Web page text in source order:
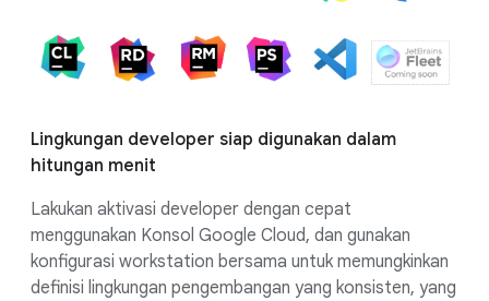
Lingkungan developer siap digunakan dalam
hitungan menit
Lakukan aktivasi developer dengan cepat
menggunakan Konsol Google Cloud, dan gunakan
konfigurasi workstation bersama untuk memungkinkan
definisi lingkungan pengembangan yang konsisten, yang